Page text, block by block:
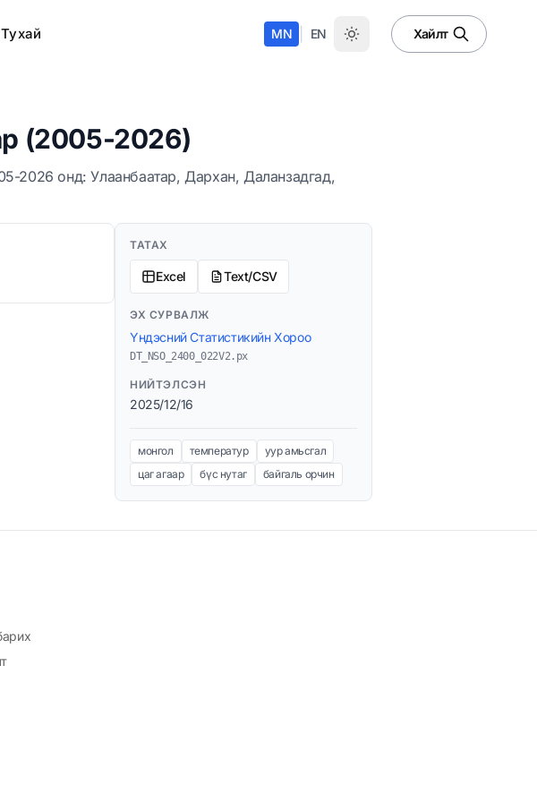
Тухай MN EN Хайлт
(2005-2026)
2026 онд: Улаанбаатар, Дархан, Даланзадгад,
ТАТАХ
Excel Text/CSV
ЭХ СУРВАЛЖ
Үндэсний Статистикийн Хороо
DT_NSO_2400_022V2.px
НИЙТЭЛСЭН
2025/12/16
монгол температур
уур амьсгал
цаг агаар
бүс нутаг байгаль орчин